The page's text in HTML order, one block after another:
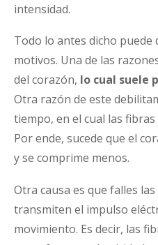
intensidad.
Todo lo antes dicho
motivos. Una de las
del corazón, lo cual suele
Otra razón de este
tiempo, en el cual las
Por ende, sucede que el
y se comprime menos.
Otra causa es que falles
transmiten el impulso
movimiento. Es decir, las